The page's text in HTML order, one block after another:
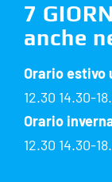
7
anche
Orario estivo
12.30 14.30-
Orario
12.30 14.30-